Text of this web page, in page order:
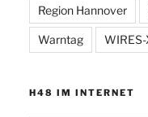
Region Hannover
Warntag WIRES-
H48 IM INTERNET